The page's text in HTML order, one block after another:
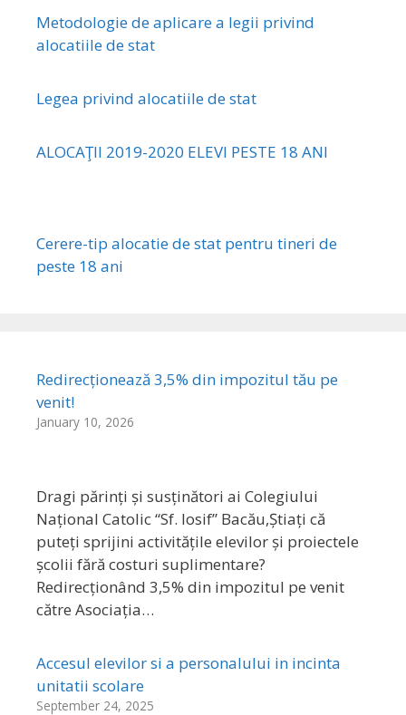
Metodologie de aplicare a legii privind
alocatiile de stat
Legea privind alocatiile de stat
ALOCAŢII 2019-2020 ELEVI PESTE 18 ANI
Cerere-tip alocatie de stat pentru tineri de
peste 18 ani
Redirecționează 3,5% din impozitul tău pe
venit!
January 10, 2026
Dragi părinți și susținători ai Colegiului
Național Catolic “Sf. Iosif” Bacău,Știați că
puteți sprijini activitățile elevilor și proiectele
școlii fără costuri suplimentare?
Redirecționând 3,5% din impozitul pe venit
către Asociația…
Accesul elevilor si a personalului in incinta
unitatii scolare
September 24, 2025